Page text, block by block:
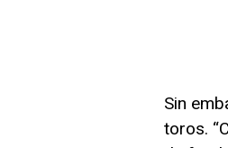
Sin
toros.